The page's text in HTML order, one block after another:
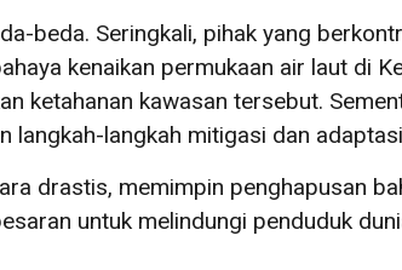
beda. Seringkali, pihak yang
kenaikan permukaan air laut di
ketahanan kawasan tersebut.
langkah-langkah mitigasi dan
drastis, memimpin penghapusan
untuk melindungi penduduk